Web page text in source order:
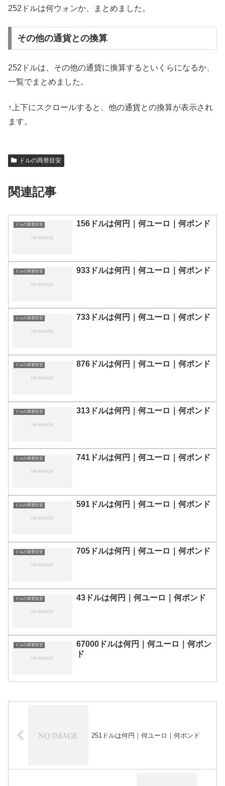
252ドルは何ウォンか、まとめました。
その他の通貨との換算
252ドルは、その他の通貨に換算するといくらになるか、
一覧でまとめました。
↑上下にスクロールすると、他の通貨との換算が表示され
ます。
ドルの両替目安
関連記事
ドルの両替目安 156ドルは何円｜何ユーロ｜何ポンド
ドルの両替目安 933ドルは何円｜何ユーロ｜何ポンド
ドルの両替目安 733ドルは何円｜何ユーロ｜何ポンド
ドルの両替目安 876ドルは何円｜何ユーロ｜何ポンド
ドルの両替目安 313ドルは何円｜何ユーロ｜何ポンド
ドルの両替目安 741ドルは何円｜何ユーロ｜何ポンド
ドルの両替目安 591ドルは何円｜何ユーロ｜何ポンド
ドルの両替目安 705ドルは何円｜何ユーロ｜何ポンド
ドルの両替目安 43ドルは何円｜何ユーロ｜何ポンド
ドルの両替目安
67000ドルは何円｜何ユーロ｜何ポン
ド
251ドルは何円｜何ユーロ｜何ポンド